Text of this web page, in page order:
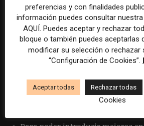
palabras de búsqueda que utiliza
encontrar su contenido deseado.
Las finalidades para las cuales
son las siguientes:
Para personalizar la navegación
reconocer su idioma y equilibrar
preferencias y con finalidades
información puedes consultar
AQUÍ. Puedes aceptar y rechazar
bloque o también puedes aceptarlas
modificar su selección o rechazar
“Configuración de Cookies”.
Aceptar todas Rechazar todas
Cookies